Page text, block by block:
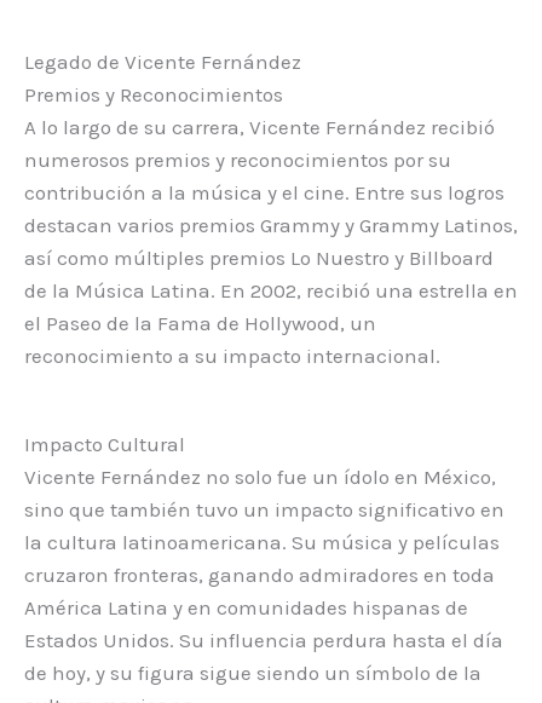
Legado de Vicente Fernández
Premios y Reconocimientos
A lo largo de su carrera, Vicente Fernández recibió
numerosos premios y reconocimientos por su
contribución a la música y el cine. Entre sus logros
destacan varios premios Grammy y Grammy Latinos,
así como múltiples premios Lo Nuestro y Billboard
de la Música Latina. En 2002, recibió una estrella en
el Paseo de la Fama de Hollywood, un
reconocimiento a su impacto internacional.
Impacto Cultural
Vicente Fernández no solo fue un ídolo en México,
sino que también tuvo un impacto significativo en
la cultura latinoamericana. Su música y películas
cruzaron fronteras, ganando admiradores en toda
América Latina y en comunidades hispanas de
Estados Unidos. Su influencia perdura hasta el día
de hoy, y su figura sigue siendo un símbolo de la